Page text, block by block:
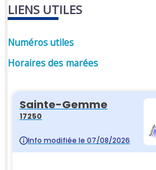
LIENS UTILES
Numéros utiles
Horaires des marées